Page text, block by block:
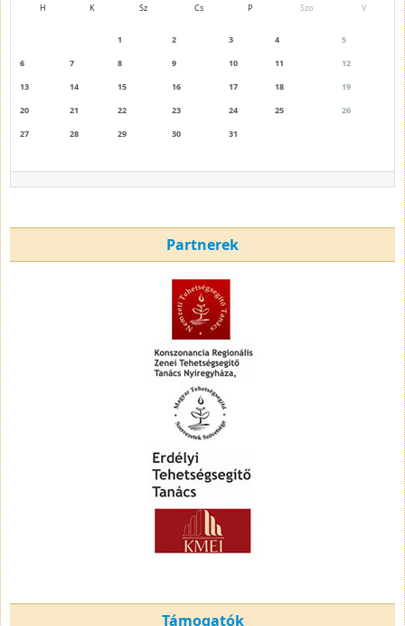
H K Sz Cs P Szo V
1 2 3 4
5
6
7 8 9 10 11
12
13
14 15 16 17 18
19
20
21 22 23 24 25
26
27
28 29 30 31
Partnerek
Támogatók